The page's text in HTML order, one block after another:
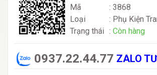
Mã
: 3868
Loại
: Phụ Kiện
Trạng thái : Còn hàng
0937.22.44.77 ZALO